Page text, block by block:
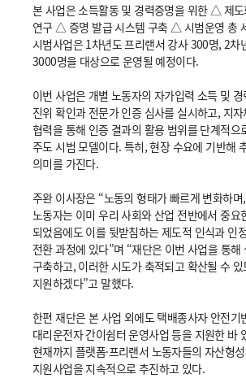
본 사업은 소득활동 및 경력증명을 위한 △ 제
연구 △ 증명 발급 시스템 구축 △ 시범운영 총
시범사업은 1차년도 프리랜서 강사 300명, 2차
3000명을 대상으로 운영될 예정이다.
이번 사업은 개별 노동자의 자가입력 소득 및
진위 확인과 전문가 인증 심사를 실시하고, 지
협력을 통해 인증 결과의 활용 범위를 단계적으
주도 시범 모델이다. 특히, 현장 수요에 기반해
의미를 가진다.
주완 이사장은 “노동의 형태가 빠르게 변화하며
노동자는 이미 우리 사회와 산업 전반에서 중요
되었음에도 이를 뒷받침하는 제도적 인식과 인
전환 과정에 있다”며 “재단은 이번 사업을 통해
구축하고, 이러한 시도가 축적되고 확산될 수
지원하겠다”고 말했다.
한편 재단은 본 사업 외에도 택배종사자 안전기
대리운전자 간이쉼터 운영사업 등을 지원한 바
현재까지 플랫폼·프리랜서 노동자들의 자산형
지원사업을 지속적으로 추진하고 있다.